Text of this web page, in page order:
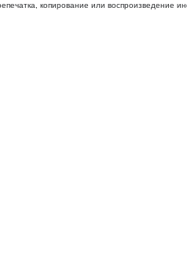
копирование или воспроизведение